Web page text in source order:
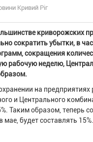
Кривий Ріг
криворожских
сократить убытки, в
сокращения
рабочую неделю,
на
и Центрального
Таким образом, теперь
будет составлять